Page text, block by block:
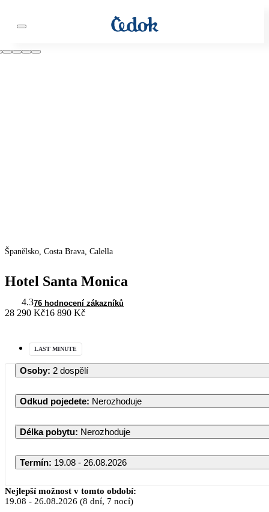
Španělsko, Costa Brava, Calella
Hotel Santa Monica
4.376 hodnocení zákazníků
28 290 Kč16 890 Kč
LAST MINUTE
Osoby: 2 dospělí
Odkud pojedete: Nerozhoduje
Délka pobytu: Nerozhoduje
Termín: 19.08 - 26.08.2026
Nejlepší možnost v tomto období:
19.08 - 26.08.2026 (8 dní, 7 nocí)